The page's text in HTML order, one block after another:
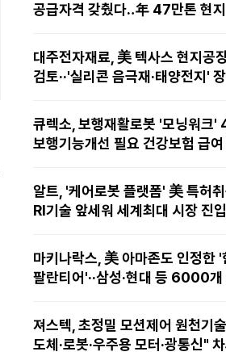
공급자격 갖췄다‥年 47만톤 현
대주전자재료, 美 텍사스 현지공
검토··'실리콘 음극재·태양전지'
큐렉소, 보행재활로봇 '모닝워크'
보행기능개선 필요 건강보험 급여
알트, '케어로봇 플랫폼' 美 특허
RI기술 앞세워 세계최대 시장 진
마키나락스, 美 아마존도 인정한 '
팔란티어'··삼성·현대 등 6000
져스텍, 초정밀 모션제어 원천기
도체·로봇·우주용 모터·광통신"